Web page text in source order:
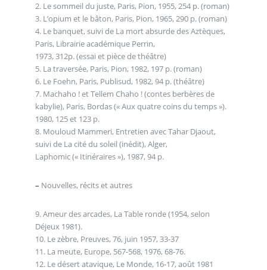
2. Le sommeil du juste, Paris, Pion, 1955, 254 p. (roman)
3. L’opium et le bâton, Paris, Pion, 1965, 290 p. (roman)
4. Le banquet, suivi de La mort absurde des Aztèques,
Paris, Librairie académique Perrin,
1973, 312p. (essai et pièce de théâtre)
5. La traversée, Paris, Pion, 1982, 197 p. (roman)
6. Le Foehn, Paris, Publisud, 1982, 94 p. (théâtre)
7. Machaho ! et Tellem Chaho ! (contes berbères de
kabylie), Paris, Bordas (« Aux quatre coins du temps »).
1980, 125 et 123 p.
8. Mouloud Mammeri, Entretien avec Tahar Djaout,
suivi de La cité du soleil (inédit), Alger,
Laphomic (« Itinéraires »), 1987, 94 p.
– Nouvelles, récits et autres
9. Ameur des arcades, La Table ronde (1954, selon
Déjeux 1981).
10. Le zèbre, Preuves, 76, juin 1957, 33-37
11. La meute, Europe, 567-568, 1976, 68-76.
12. Le désert atavique, Le Monde, 16-17, août 1981